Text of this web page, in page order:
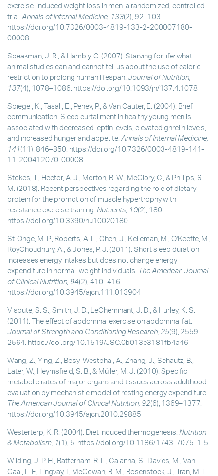
exercise-induced weight loss in men: a randomized, controlled
trial. Annals of Internal Medicine, 133(2), 92–103.
https://doi.org/10.7326/0003-4819-133-2-200007180-
00008
Speakman, J. R., & Hambly, C. (2007). Starving for life: what
animal studies can and cannot tell us about the use of caloric
restriction to prolong human lifespan. Journal of Nutrition,
137(4), 1078–1086. https://doi.org/10.1093/jn/137.4.1078
Spiegel, K., Tasali, E., Penev, P., & Van Cauter, E. (2004). Brief
communication: Sleep curtailment in healthy young men is
associated with decreased leptin levels, elevated ghrelin levels,
and increased hunger and appetite. Annals of Internal Medicine,
141 (11), 846–850. https://doi.org/10.7326/0003-4819-141-
11-200412070-00008
Stokes, T., Hector, A. J., Morton, R. W., McGlory, C., & Phillips, S.
M. (2018). Recent perspectives regarding the role of dietary
protein for the promotion of muscle hypertrophy with
resistance exercise training. Nutrients, 10(2), 180.
https://doi.org/10.3390/nu10020180
St-Onge, M. P., Roberts, A. L., Chen, J., Kelleman, M., O'Keeffe, M.,
RoyChoudhury, A., & Jones, P. J. (2011). Short sleep duration
increases energy intakes but does not change energy
expenditure in normal-weight individuals. The American Journal
of Clinical Nutrition, 94(2), 410–416.
https://doi.org/10.3945/ajcn.111.013904
Vispute, S. S., Smith, J. D., LeCheminant, J. D., & Hurley, K. S.
(2011). The effect of abdominal exercise on abdominal fat.
Journal of Strength and Conditioning Research, 25(9), 2559–
2564. https://doi.org/10.1519/JSC.0b013e3181fb4a46
Wang, Z., Ying, Z., Bosy-Westphal, A., Zhang, J., Schautz, B.,
Later, W., Heymsfield, S. B., & Müller, M. J. (2010). Specific
metabolic rates of major organs and tissues across adulthood:
evaluation by mechanistic model of resting energy expenditure.
The American Journal of Clinical Nutrition, 92(6), 1369–1377.
https://doi.org/10.3945/ajcn.2010.29885
Westerterp, K. R. (2004). Diet induced thermogenesis. Nutrition
& Metabolism, 1 (1), 5. https://doi.org/10.1186/1743-7075-1-5
Wilding, J. P. H., Batterham, R. L., Calanna, S., Davies, M., Van
Gaal, L. F., Lingvay, I., McGowan, B. M., Rosenstock, J., Tran, M. T.